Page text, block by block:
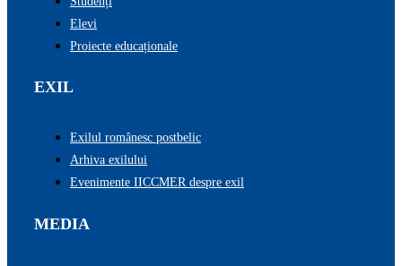
Elevi
Proiecte educaționale
EXIL
Exilul românesc postbelic
Arhiva exilului
Evenimente IICCMER despre exil
MEDIA